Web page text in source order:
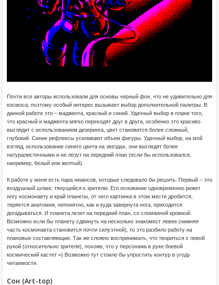
Почти все авторы использовали для основы черный фон, что не удивительно для
космоса, поэтому особый интерес вызывает выбор дополнительной палитры. В
данной работе это – маджента, красный и синий. Удачный выбор в плане того,
что красный и маджента мягко переходят друг в друга, особенно это красиво
выглядит с использованием дизеринга, цвет становится более сложный,
глубокий. Синие рефлексы усиливают объем фигуры. Удачный выбор, на мой
взгляд, использование синего цвета на звездах, они выглядят более
натуралистичными и не лезут на передний план (если бы использовался,
например, белый или желтый).
К работе у меня есть пара нюансов, которые следовало бы решить. Первый – это
воздушный шланг, тянущийся к зрителю. Его основание одновременно режет
ногу космонавту и край планеты, от чего картинка в этом месте дробится,
теряется анатомия, непонятно, как и куда завернута нога, приходится
догадываться. И планета лезет на передний план, со сломанной кромкой.
Возможно если бы планету сдвинуть на несколько знакомест левее (нижняя
часть космонавта становится почти силуэтной), то это разбило работу на
плановые составляющие. Так же сложно воспринимать, что твориться с левой
рукой (относительно зрителя), похоже, что у персонажа в руке боевой
космический кастет =) Возможно тут стоило бы упростить контур в угоду
читаемости.
Сон (Art-top)